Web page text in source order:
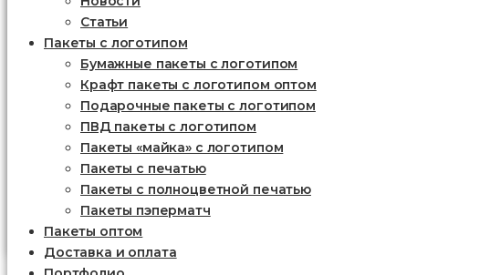
Статьи
Пакеты с логотипом
Бумажные пакеты с логотипом
Крафт пакеты с логотипом оптом
Подарочные пакеты с логотипом
ПВД пакеты с логотипом
Пакеты «майка» с логотипом
Пакеты c печатью
Пакеты с полноцветной печатью
Пакеты пэперматч
Пакеты оптом
Доставка и оплата